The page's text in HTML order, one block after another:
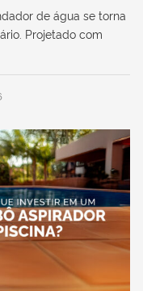
de água se torna
Projetado com